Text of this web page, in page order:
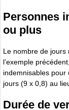
Personnes
ou plus
Le nombre de jours
l’exemple
indemnisables
jours (9 x 0,8) au
Durée de